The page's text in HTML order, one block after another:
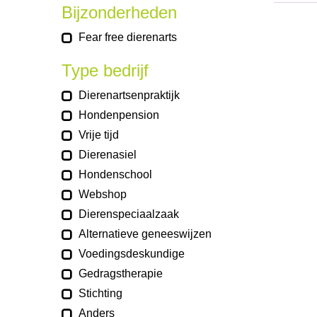
Bijzonderheden
Fear free dierenarts
Type bedrijf
Dierenartsenpraktijk
Hondenpension
Vrije tijd
Dierenasiel
Hondenschool
Webshop
Dierenspeciaalzaak
Alternatieve geneeswijzen
Voedingsdeskundige
Gedragstherapie
Stichting
Anders